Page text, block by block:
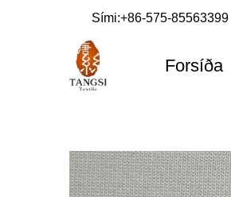
Sími:+86-575-85563399
Forsíða